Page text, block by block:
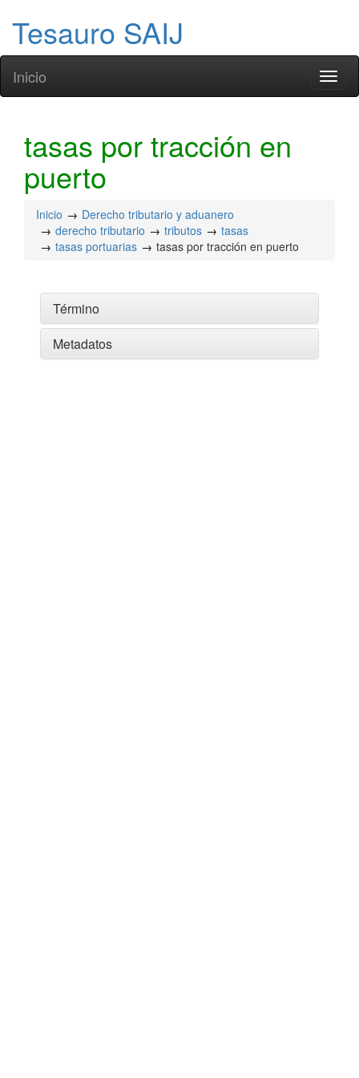
Tesauro SAIJ
Inicio
tasas por tracción en
puerto
Inicio
Derecho tributario y aduanero
derecho tributario
tributos
tasas
tasas portuarias
tasas por tracción en puerto
Término
Metadatos